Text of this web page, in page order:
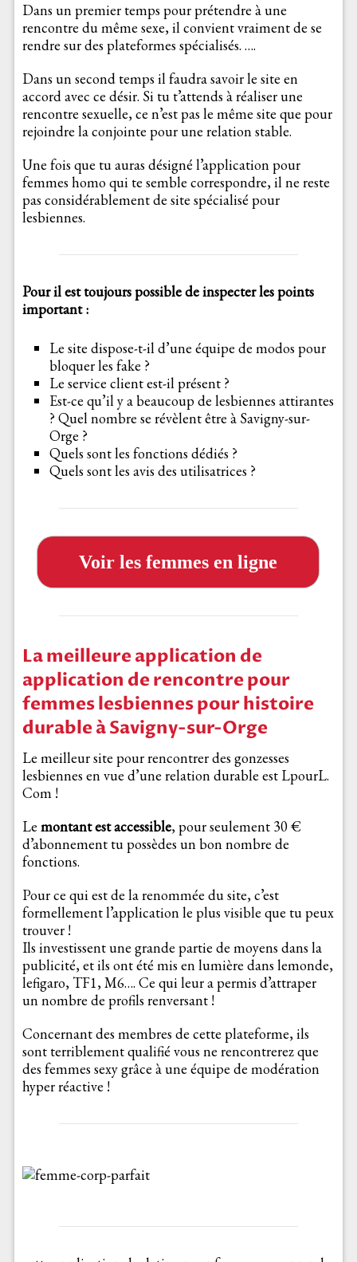
Dans un premier temps pour prétendre à une
rencontre du même sexe, il convient vraiment de se
rendre sur des plateformes spécialisés. ….
Dans un second temps il faudra savoir le site en
accord avec ce désir. Si tu t’attends à réaliser une
rencontre sexuelle, ce n’est pas le même site que pour
rejoindre la conjointe pour une relation stable.
Une fois que tu auras désigné l’application pour
femmes homo qui te semble correspondre, il ne reste
pas considérablement de site spécialisé pour
lesbiennes.
Pour il est toujours possible de inspecter les points
important :
Le site dispose-t-il d’une équipe de modos pour
bloquer les fake ?
Le service client est-il présent ?
Est-ce qu’il y a beaucoup de lesbiennes attirantes
? Quel nombre se révèlent être à Savigny-sur-
Orge ?
Quels sont les fonctions dédiés ?
Quels sont les avis des utilisatrices ?
Voir les femmes en ligne
La meilleure application de
application de rencontre pour
femmes lesbiennes pour histoire
durable à Savigny-sur-Orge
Le meilleur site pour rencontrer des gonzesses
lesbiennes en vue d’une relation durable est LpourL.
Com !
Le montant est accessible, pour seulement 30 €
d’abonnement tu possèdes un bon nombre de
fonctions.
Pour ce qui est de la renommée du site, c’est
formellement l’application le plus visible que tu peux
trouver !
Ils investissent une grande partie de moyens dans la
publicité, et ils ont été mis en lumière dans lemonde,
lefigaro, TF1, M6…. Ce qui leur a permis d’attraper
un nombre de profils renversant !
Concernant des membres de cette plateforme, ils
sont terriblement qualifié vous ne rencontrerez que
des femmes sexy grâce à une équipe de modération
hyper réactive !